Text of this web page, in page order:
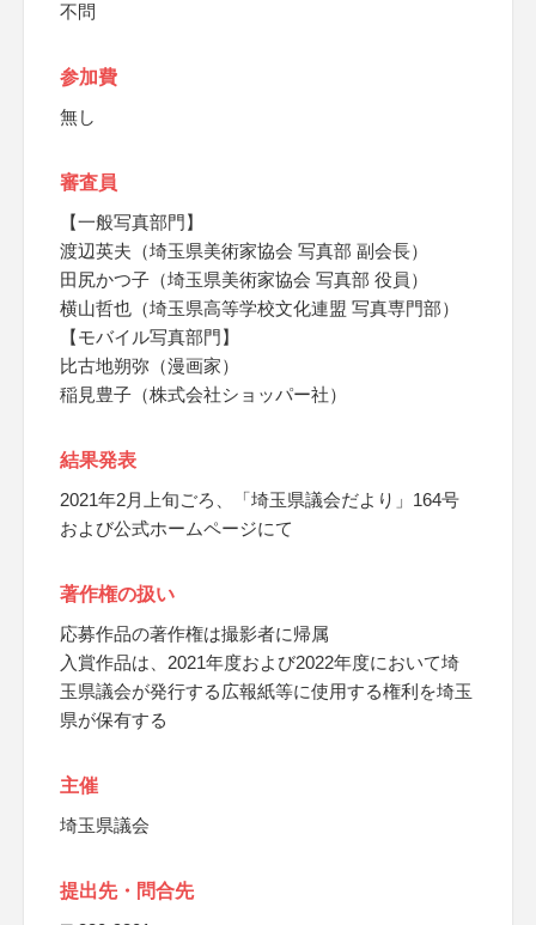
不問
参加費
無し
審査員
【一般写真部門】
渡辺英夫（埼玉県美術家協会 写真部 副会長）
田尻かつ子（埼玉県美術家協会 写真部 役員）
横山哲也（埼玉県高等学校文化連盟 写真専門部）
【モバイル写真部門】
比古地朔弥（漫画家）
稲見豊子（株式会社ショッパー社）
結果発表
2021年2月上旬ごろ、「埼玉県議会だより」164号
および公式ホームページにて
著作権の扱い
応募作品の著作権は撮影者に帰属
入賞作品は、2021年度および2022年度において埼
玉県議会が発行する広報紙等に使用する権利を埼玉
県が保有する
主催
埼玉県議会
提出先・問合先